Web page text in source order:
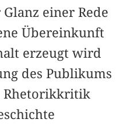
einer Rede
Übereinkunft
erzeugt wird
des Publikums
Rhetorikkritik